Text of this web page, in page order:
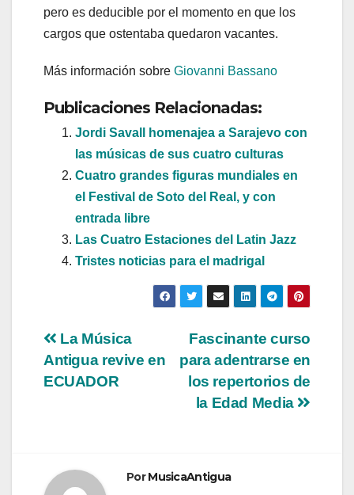
pero es deducible por el momento en que los
cargos que ostentaba quedaron vacantes.
Más información sobre Giovanni Bassano
Publicaciones Relacionadas:
Jordi Savall homenajea a Sarajevo con
las músicas de sus cuatro culturas
Cuatro grandes figuras mundiales en
el Festival de Soto del Real, y con
entrada libre
Las Cuatro Estaciones del Latin Jazz
Tristes noticias para el madrigal
Navegación
de
Fascinante curso
para adentrarse en
los repertorios de
la Edad Media
La Música
Antigua revive en
ECUADOR
PorMusicaAntigua